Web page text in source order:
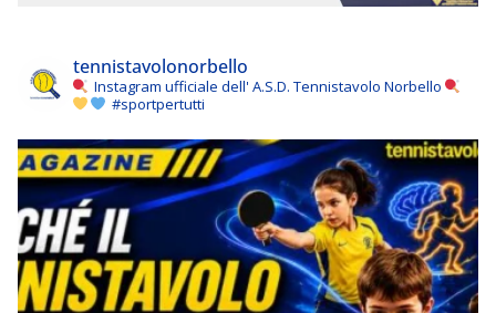
tennistavolonorbello
Instagram ufficiale dell' A.S.D. Tennistavolo Norbello
#sportpertutti